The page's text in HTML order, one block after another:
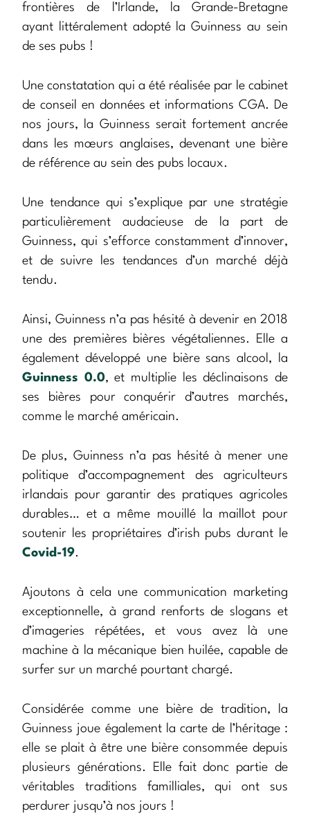
frontières de l’Irlande, la Grande-Bretagne
ayant littéralement adopté la Guinness au sein
de ses pubs !
Une constatation qui a été réalisée par le cabinet
de conseil en données et informations CGA. De
nos jours, la Guinness serait fortement ancrée
dans les mœurs anglaises, devenant une bière
de référence au sein des pubs locaux.
Une tendance qui s’explique par une stratégie
particulièrement audacieuse de la part de
Guinness, qui s’efforce constamment d’innover,
et de suivre les tendances d’un marché déjà
tendu.
Ainsi, Guinness n’a pas hésité à devenir en 2018
une des premières bières végétaliennes. Elle a
également développé une bière sans alcool, la
Guinness 0.0, et multiplie les déclinaisons de
ses bières pour conquérir d’autres marchés,
comme le marché américain.
De plus, Guinness n’a pas hésité à mener une
politique d’accompagnement des agriculteurs
irlandais pour garantir des pratiques agricoles
durables… et a même mouillé la maillot pour
soutenir les propriétaires d’irish pubs durant le
Covid-19.
Ajoutons à cela une communication marketing
exceptionnelle, à grand renforts de slogans et
d’imageries répétées, et vous avez là une
machine à la mécanique bien huilée, capable de
surfer sur un marché pourtant chargé.
Considérée comme une bière de tradition, la
Guinness joue également la carte de l’héritage :
elle se plait à être une bière consommée depuis
plusieurs générations. Elle fait donc partie de
véritables traditions familliales, qui ont sus
perdurer jusqu’à nos jours !